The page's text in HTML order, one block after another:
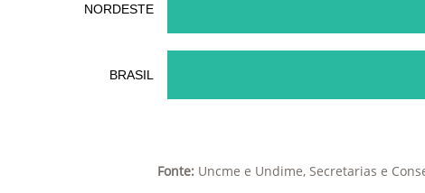
NORDESTE
BRASIL
Fonte:Uncme e Undime, Secretarias e